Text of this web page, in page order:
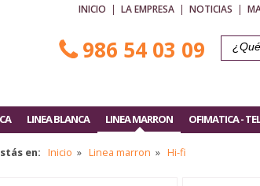
INICIO | LA EMPRESA | NOTICIAS |
986 54 03 09
LINEA BLANCA LINEA MARRON OFIMATICA -
en: Inicio » Linea marron » Hi-fi